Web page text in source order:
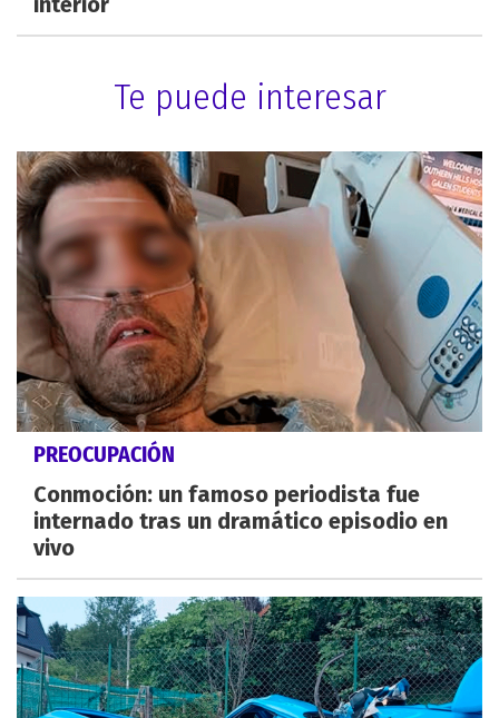
Te puede interesar
PREOCUPACIÓN
Conmoción: un famoso periodista fue
internado tras un dramático episodio en
vivo